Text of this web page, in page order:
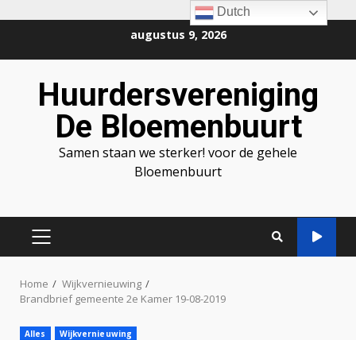
inhoud
augustus 9, 2026
Huurdersvereniging
De Bloemenbuurt
Samen staan we sterker! voor de gehele
Bloemenbuurt
PRIMAIR
Home
Wijkvernieuwing
Brandbrief gemeente 2e Kamer 19-08-2019
Alles Wijkvernieuwing
Dutch